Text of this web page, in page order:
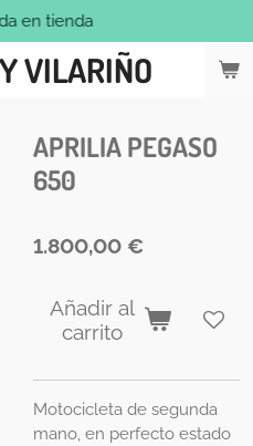
VILARIÑO
en tienda
APRILIA PEGASO
650
1.800,00 €
Añadir al
carrito
Motocicleta de segunda
mano, en perfecto estado